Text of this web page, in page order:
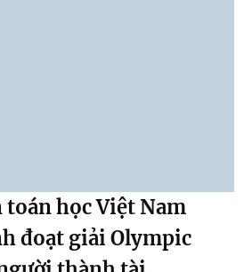
học Việt Nam
đoạt giải Olympic